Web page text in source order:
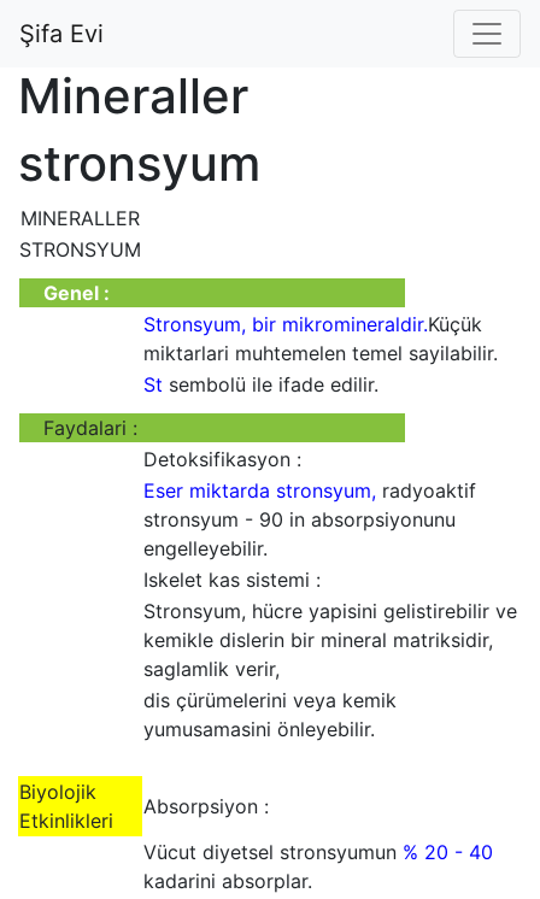
Şifa Evi
Mineraller
stronsyum
MINERALLER
STRONSYUM
Genel :
Stronsyum, bir mikromineraldir.Küçük
miktarlari muhtemelen temel sayilabilir.
St sembolü ile ifade edilir.
Faydalari :
Detoksifikasyon :
Eser miktarda stronsyum, radyoaktif
stronsyum - 90 in absorpsiyonunu
engelleyebilir.
Iskelet kas sistemi :
Stronsyum, hücre yapisini gelistirebilir ve
kemikle dislerin bir mineral matriksidir,
saglamlik verir,
dis çürümelerini veya kemik
yumusamasini önleyebilir.
Biyolojik
Etkinlikleri
Absorpsiyon :
Vücut diyetsel stronsyumun % 20 - 40
kadarini absorplar.